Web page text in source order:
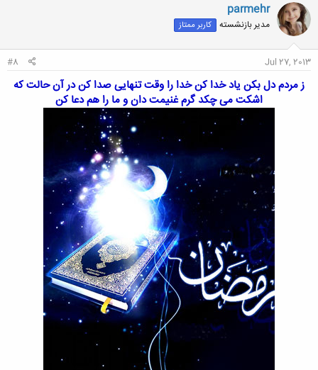
parmehr
مدیر بازنشسته کاربر ممتاز
Jul 27, 2013
#8
ز مردم دل بکن یاد خدا کن خدا را وقت تنهایی صدا کن در آن حالت که
اشکت می چکد گرم غنیمت دان و ما را هم دعا کن